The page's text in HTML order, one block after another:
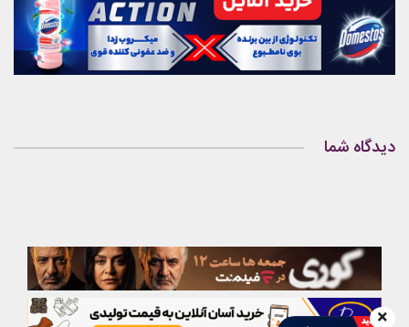
دیدگاه شما